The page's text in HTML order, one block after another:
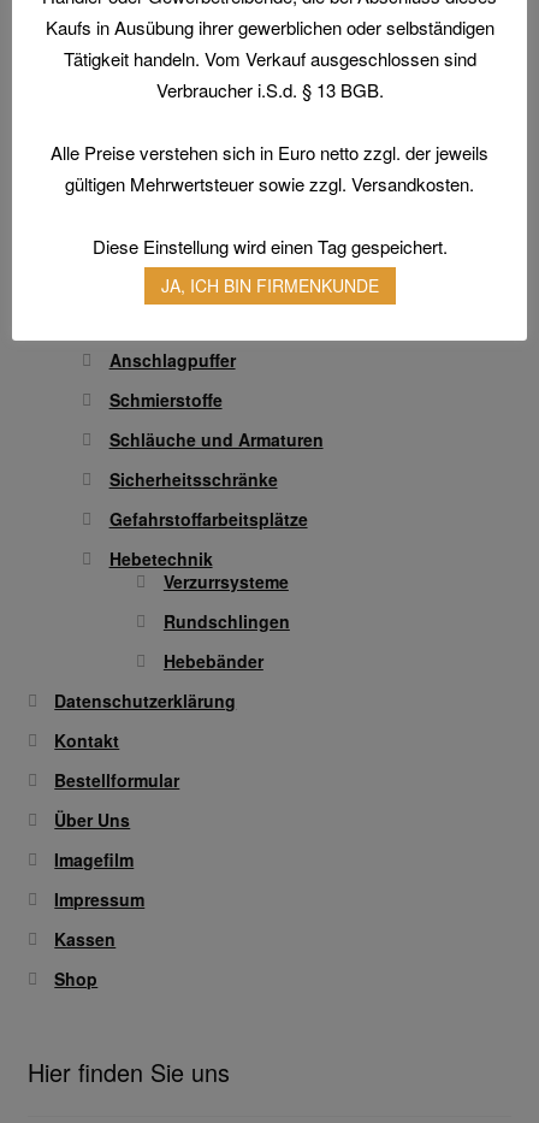
der
Produktseite
Arbeitsschuhe / Sicherheitsschuhe
Berufsbekleidung
Arbeitshandschuhe
Gesichtsschutz & Schutzbrillen
Transferdruck & Stick
Technische Artikel
Anschlagpuffer
Schmierstoffe
Schläuche und Armaturen
Sicherheitsschränke
Gefahrstoffarbeitsplätze
Hebetechnik
Verzurrsysteme
Rundschlingen
Hebebänder
Datenschutzerklärung
Kontakt
Bestellformular
Über Uns
Imagefilm
Impressum
Kassen
Shop
Hier finden Sie uns
Kaufs in Ausübung ihrer gewerblichen oder selbständigen
Tätigkeit handeln. Vom Verkauf ausgeschlossen sind
Verbraucher i.S.d. § 13 BGB.
Alle Preise verstehen sich in Euro netto zzgl. der jeweils
gültigen Mehrwertsteuer sowie zzgl. Versandkosten.
Diese Einstellung wird einen Tag gespeichert.
JA, ICH BIN FIRMENKUNDE